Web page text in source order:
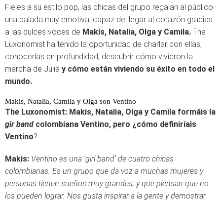
Fieles a su estilo pop, las chicas del grupo regalan al público
una balada muy emotiva, capaz de llegar al corazón gracias
a las dulces voces de Makis, Natalia, Olga y Camila. The
Luxonomist ha tenido la oportunidad de charlar con ellas,
conocerlas en profundidad, descubrir cómo vivieron la
marcha de Julia y cómo están viviendo su éxito en todo el
mundo.
Makis, Natalia, Camila y Olga son Ventino
The Luxonomist: Makis, Natalia, Olga y Camila formáis la
gir band colombiana Ventino, pero ¿cómo definiríais
Ventino?
Makis: Ventino es una 'girl band' de cuatro chicas
colombianas. Es un grupo que da voz a muchas mujeres y
personas tienen sueños muy grandes, y que piensan que no
los pueden lograr. Nos gusta inspirar a la gente y demostrar